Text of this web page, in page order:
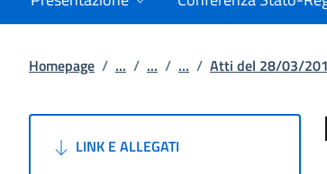
Homepage / ... / ... / ... / Atti del 28/03/
LINK E ALLEGATI